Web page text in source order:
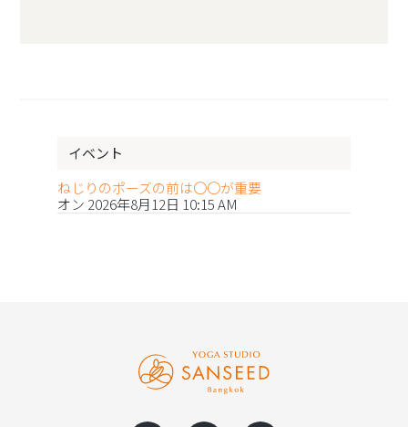
イベント
ねじりのポーズの前は〇〇が重要
オン 2026年8月12日 10:15 AM